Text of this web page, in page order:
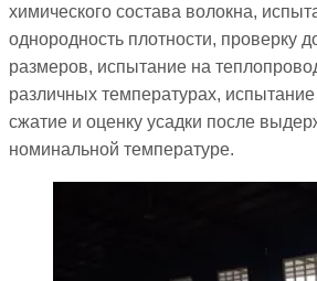
химического состава волокна,
однородность плотности, проверку
размеров, испытание на
различных температурах,
сжатие и оценку усадки после
номинальной температуре.